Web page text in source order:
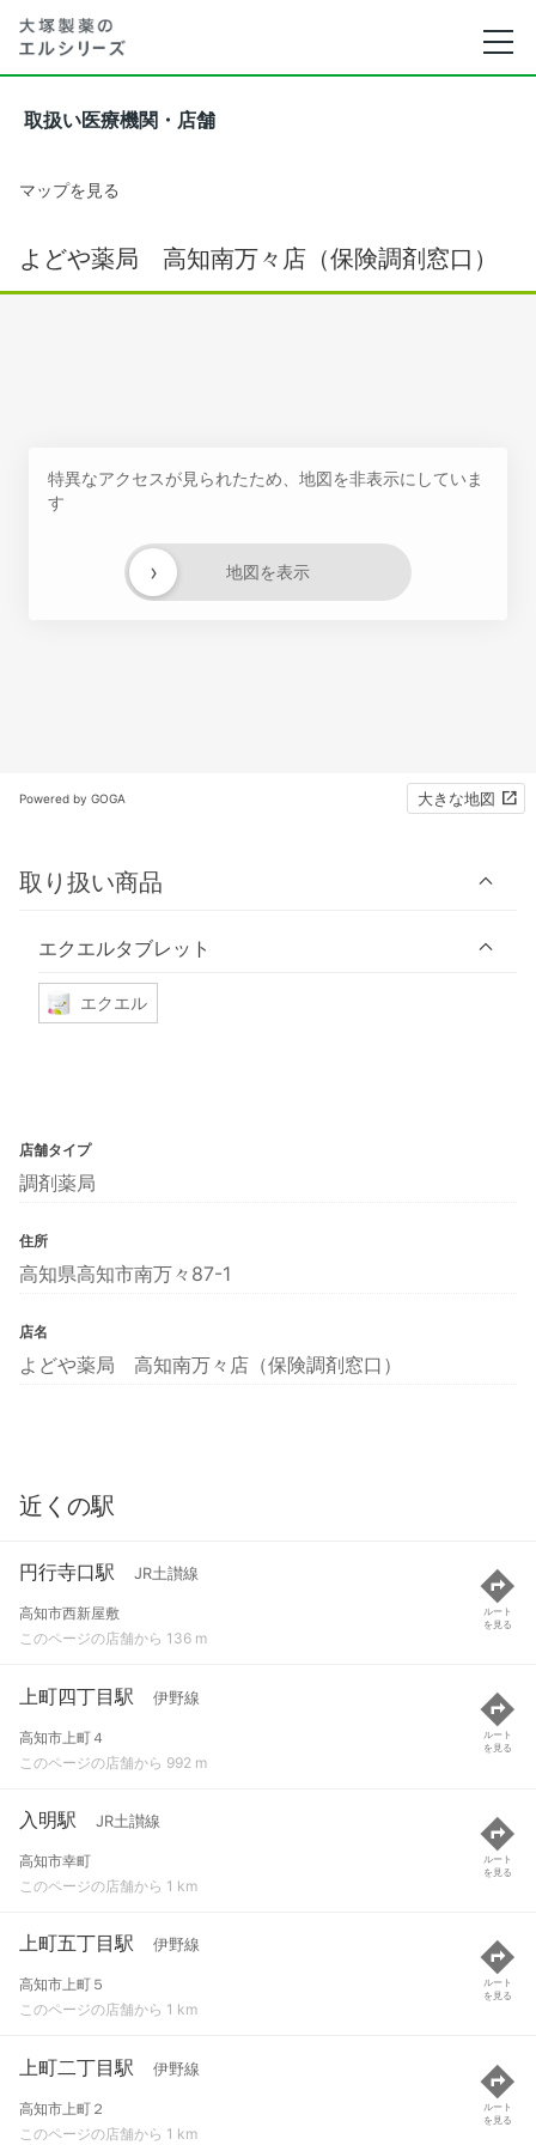
取扱い医療機関・店舗
マップを見る
よどや薬局 高知南万々店（保険調剤窓口）
特異なアクセスが見られたため、地図を非表示にしていま
す
地図を表示
›
Powered by GOGA 大きな地図
取り扱い商品
エクエルタブレット
エクエル
店舗タイプ
調剤薬局
住所
高知県高知市南万々87-1
店名
よどや薬局 高知南万々店（保険調剤窓口）
近くの駅
円行寺口駅 JR土讃線
高知市西新屋敷
このページの店舗から 136 m
ルート
を見る
上町四丁目駅 伊野線
高知市上町４
このページの店舗から 992 m
ルート
を見る
入明駅 JR土讃線
高知市幸町
このページの店舗から 1 km
ルート
を見る
上町五丁目駅 伊野線
高知市上町５
このページの店舗から 1 km
ルート
を見る
上町二丁目駅 伊野線
高知市上町２
このページの店舗から 1 km
ルート
を見る